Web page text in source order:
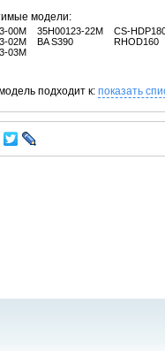
модели:
00M
02M
03M
35H00123-22M
BA S390
CS-
RHOD160
подходит к: показать